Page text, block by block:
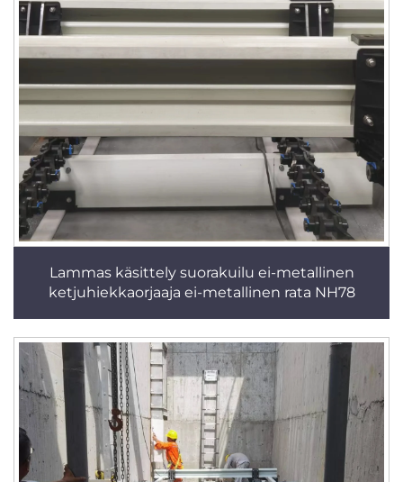
Lammas käsittely suorakuilu ei-metallinen
ketjuhiekkaorjaaja ei-metallinen rata NH78